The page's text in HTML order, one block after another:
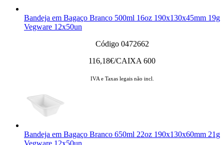
Bandeja em Bagaço Branco 500ml 16oz 190x130x45mm 19g
Vegware 12x50un
Código 0472662
116,18€/CAIXA 600
IVA e Taxas legais não incl.
Bandeja em Bagaço Branco 650ml 22oz 190x130x60mm 21g
Vegware 12x50un